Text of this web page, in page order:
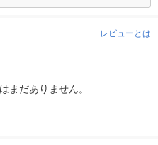
レビューとは
まだありません。